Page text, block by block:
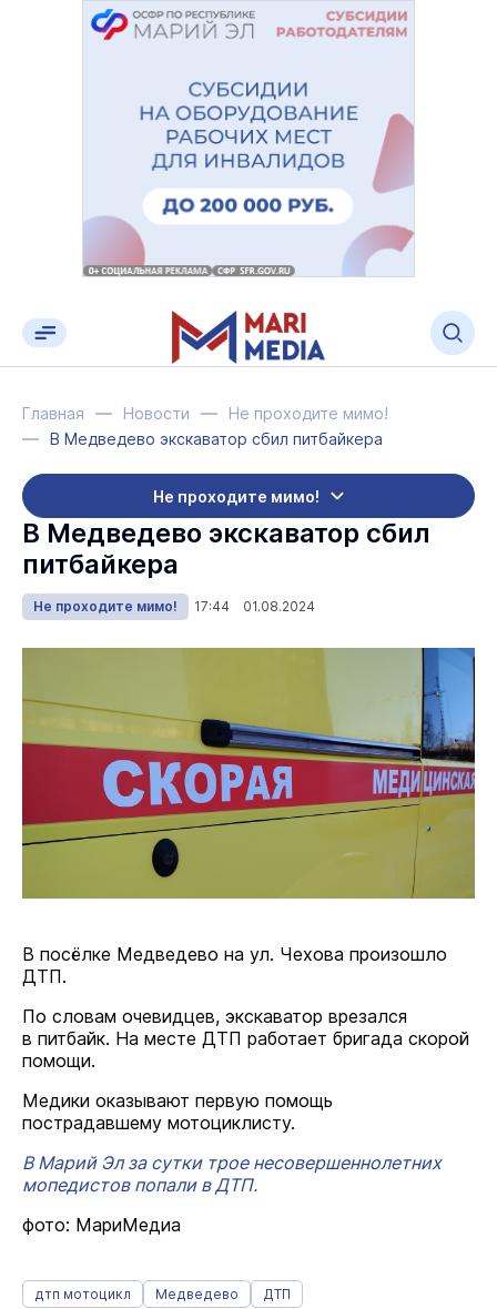
Главная Новости
Не проходите мимо!
В Медведево экскаватор сбил питбайкера
Не проходите мимо!
В Медведево экскаватор сбил
питбайкера
Не проходите мимо! 17:44 01.08.2024
В посёлке Медведево на ул. Чехова произошло
ДТП.
По словам очевидцев, экскаватор врезался
в питбайк. На месте ДТП работает бригада скорой
помощи.
Медики оказывают первую помощь
пострадавшему мотоциклисту.
В Марий Эл за сутки трое несовершеннолетних
мопедистов попали в ДТП.
фото: МариМедиа
дтп мотоцикл Медведево ДТП